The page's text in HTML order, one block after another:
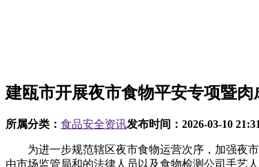
建瓯市开展夜市食物平安专项暨肉
所属分类： 食品安全资讯发布时间： 2026-03-10 21:31
为进一步规范辖区夜市食物运营次序，加强夜市
由市场监管局和的法律人员以及食物检测公司手艺